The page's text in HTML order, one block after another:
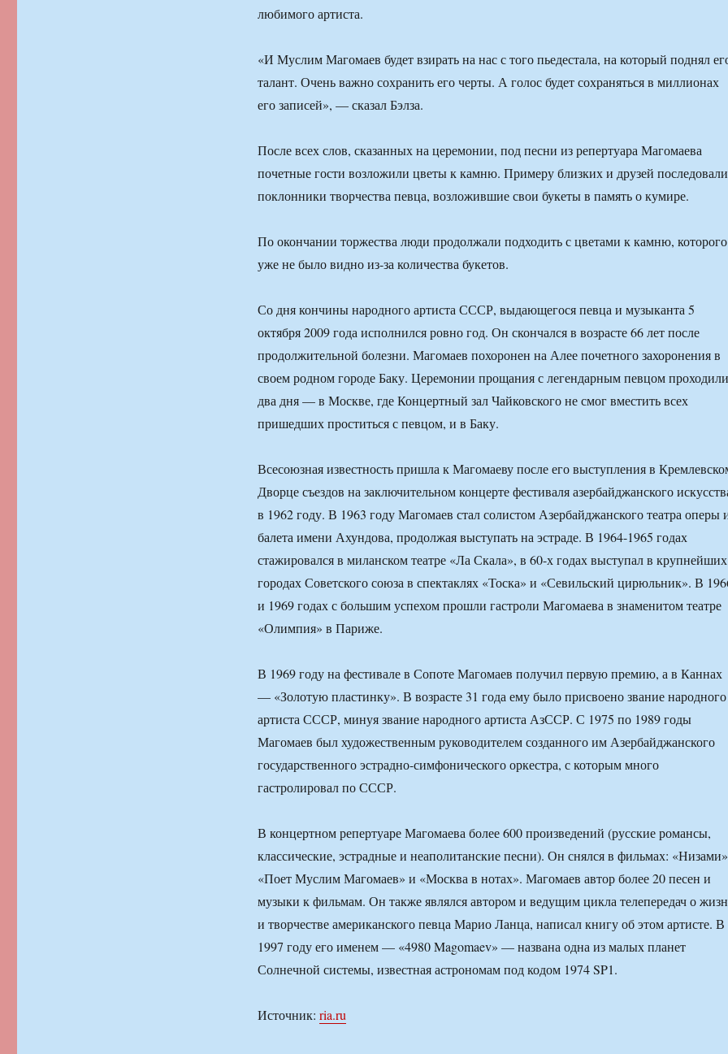
любимого артиста.
«И Муслим Магомаев будет взирать на нас с того пьедестала, на который поднял
талант. Очень важно сохранить его черты. А голос будет сохраняться в миллионах
его записей», — сказал Бэлза.
После всех слов, сказанных на церемонии, под песни из репертуара Магомаева
почетные гости возложили цветы к камню. Примеру близких и друзей последовали
поклонники творчества певца, возложившие свои букеты в память о кумире.
По окончании торжества люди продолжали подходить с цветами к камню, которого
уже не было видно из-за количества букетов.
Со дня кончины народного артиста СССР, выдающегося певца и музыканта 5
октября 2009 года исполнился ровно год. Он скончался в возрасте 66 лет после
продолжительной болезни. Магомаев похоронен на Алее почетного захоронения в
своем родном городе Баку. Церемонии прощания с легендарным певцом проходили
два дня — в Москве, где Концертный зал Чайковского не смог вместить всех
пришедших проститься с певцом, и в Баку.
Всесоюзная известность пришла к Магомаеву после его выступления в
Дворце съездов на заключительном концерте фестиваля азербайджанского
в 1962 году. В 1963 году Магомаев стал солистом Азербайджанского театра оперы
балета имени Ахундова, продолжая выступать на эстраде. В 1964-1965 годах
стажировался в миланском театре «Ла Скала», в 60-х годах выступал в крупнейших
городах Советского союза в спектаклях «Тоска» и «Севильский цирюльник». В
и 1969 годах с большим успехом прошли гастроли Магомаева в знаменитом театре
«Олимпия» в Париже.
В 1969 году на фестивале в Сопоте Магомаев получил первую премию, а в Каннах
— «Золотую пластинку». В возрасте 31 года ему было присвоено звание народного
артиста СССР, минуя звание народного артиста АзССР. С 1975 по 1989 годы
Магомаев был художественным руководителем созданного им Азербайджанского
государственного эстрадно-симфонического оркестра, с которым много
гастролировал по СССР.
В концертном репертуаре Магомаева более 600 произведений (русские романсы,
классические, эстрадные и неаполитанские песни). Он снялся в фильмах:
«Поет Муслим Магомаев» и «Москва в нотах». Магомаев автор более 20 песен и
музыки к фильмам. Он также являлся автором и ведущим цикла телепередач о
и творчестве американского певца Марио Ланца, написал книгу об этом артисте. В
1997 году его именем — «4980 Magomaev» — названа одна из малых планет
Солнечной системы, известная астрономам под кодом 1974 SP1.
Источник: ria.ru